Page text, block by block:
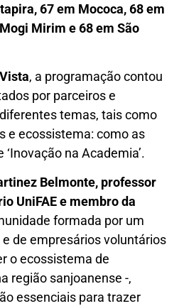
67 em Mococa, 68 em
Mirim e 68 em São
, a programação contou
por parceiros e
temas, tais como
e ecossistema: como as
na Academia’.
Belmonte, professor
UniFAE e membro da
formada por um
de empresários voluntários
o ecossistema de
região sanjoanense -,
essenciais para trazer